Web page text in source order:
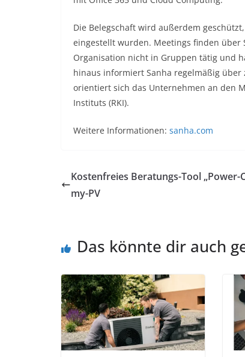
Die Belegschaft wird außerdem
eingestellt wurden. Meetings finden über
Organisation nicht in Gruppen tätig und
hinaus informiert Sanha regelmäßig
orientiert sich das Unternehmen an den
Instituts (RKI).
Weitere Informationen: sanha.com
Kostenfreies Beratungs-Tool „Power-
my-PV
Das könnte dir auch